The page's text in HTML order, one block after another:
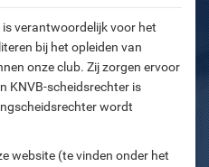
verantwoordelijk voor het
bij het opleiden van
onze club. Zij zorgen ervoor
KNVB-scheidsrechter is
wordt
website (te vinden onder het